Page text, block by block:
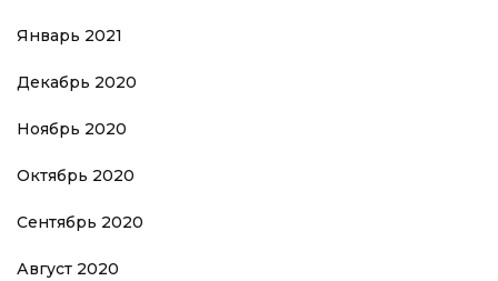
Январь 2021
Декабрь 2020
Ноябрь 2020
Октябрь 2020
Сентябрь 2020
Август 2020